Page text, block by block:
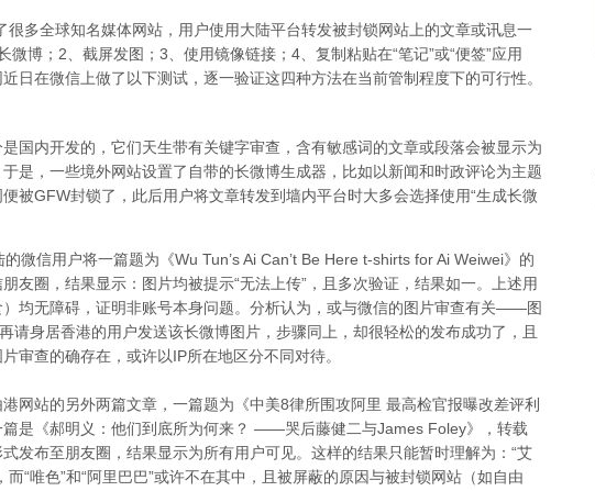
很多全球知名媒体网站，用户使用大陆平台转发被封锁网站上的文章或讯息一
博；2、截屏发图；3、使用镜像链接；4、复制粘贴在“笔记”或“便签”应用
日在微信上做了以下测试，逐一验证这四种方法在当前管制程度下的可行性。
国内开发的，它们天生带有关键字审查，含有敏感词的文章或段落会被显示为
是，一些境外网站设置了自带的长微博生成器，比如以新闻和时政评论为主题
被GFW封锁了，此后用户将文章转发到墙内平台时大多会选择使用“生成长微
微信用户将一篇题为《Wu Tun’s Ai Can’t Be Here t-shirts for Ai Weiwei》的
友圈，结果显示：图片均被提示“无法上传”，且多次验证，结果如一。上述用
）均无障碍，证明非账号本身问题。分析认为，或与微信的图片审查有关——图
请身居香港的用户发送该长微博图片，步骤同上，却很轻松的发布成功了，且
审查的确存在，或许以IP所在地区分不同对待。
网站的另外两篇文章，一篇题为《中美8律所围攻阿里 最高检官报曝改差评利
是《郝明义：他们到底所为何来？ ——哭后藤健二与James Foley》，转载
发布至朋友圈，结果显示为所有用户可见。这样的结果只能暂时理解为：“艾
“唯色”和“阿里巴巴”或许不在其中，且被屏蔽的原因与被封锁网站（如自由